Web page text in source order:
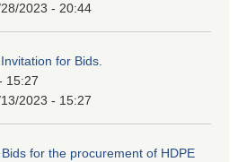
2023 - 20:44
Invitation for Bids.
15:27
2023 - 15:27
for the procurement of HDPE